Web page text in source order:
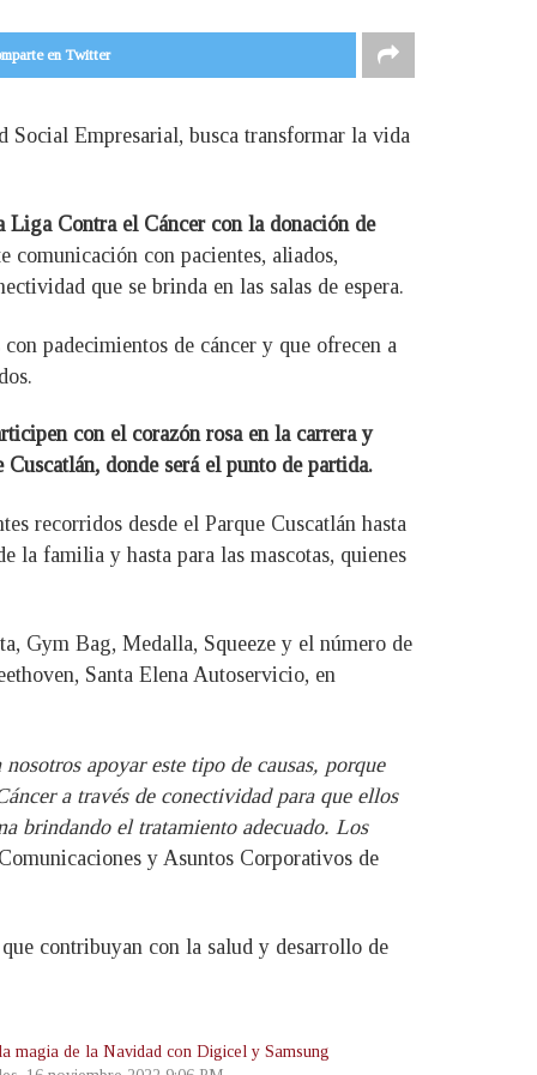
en Twitter
Empresarial, busca transformar la vida
Contra el Cáncer con la donación de
comunicación con pacientes, aliados,
que se brinda en las salas de espera.
padecimientos de cáncer y que ofrecen a
con el corazón rosa en la carrera y
donde será el punto de partida.
recorridos desde el Parque Cuscatlán hasta
la familia y hasta para las mascotas, quienes
Gym Bag, Medalla, Squeeze y el número de
Santa Elena Autoservicio, en
apoyar este tipo de causas, porque
a través de conectividad para que ellos
brindando el tratamiento adecuado. Los
y Asuntos Corporativos de
contribuyan con la salud y desarrollo de
magia de la Navidad con Digicel y Samsung